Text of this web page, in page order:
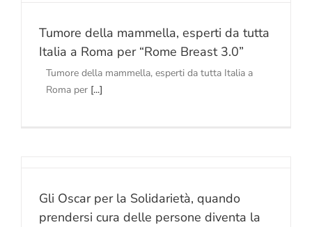
Tumore della mammella, esperti da tutta
Italia a Roma per “Rome Breast 3.0”
Tumore della mammella, esperti da tutta Italia a
Roma per [...]
Gli Oscar per la Solidarietà, quando
prendersi cura delle persone diventa la